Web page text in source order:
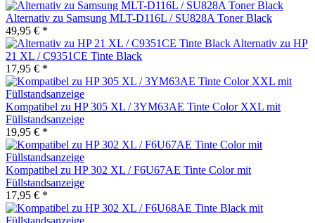
Alternativ zu Samsung MLT-D116L / SU828A Toner Black
49,95 € *
Alternativ zu HP
21 XL / C9351CE Tinte Black
17,95 € *
Kompatibel zu HP 305 XL / 3YM63AE Tinte Color XXL mit
Füllstandsanzeige
19,95 € *
Kompatibel zu HP 302 XL / F6U67AE Tinte Color mit
Füllstandsanzeige
17,95 € *